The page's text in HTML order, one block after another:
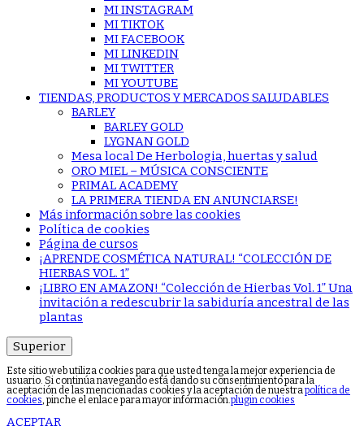
MI INSTAGRAM
MI TIKTOK
MI FACEBOOK
MI LINKEDIN
MI TWITTER
MI YOUTUBE
TIENDAS, PRODUCTOS Y MERCADOS SALUDABLES
BARLEY
BARLEY GOLD
LYGNAN GOLD
Mesa local De Herbologia, huertas y salud
ORO MIEL – MÚSICA CONSCIENTE
PRIMAL ACADEMY
LA PRIMERA TIENDA EN ANUNCIARSE!
Más información sobre las cookies
Política de cookies
Página de cursos
¡APRENDE COSMÉTICA NATURAL! “COLECCIÓN DE
HIERBAS VOL. 1”
¡LIBRO EN AMAZON! “Colección de Hierbas Vol. 1” Una
invitación a redescubrir la sabiduría ancestral de las
plantas
Superior
Este sitio web utiliza cookies para que usted tenga la mejor experiencia de
usuario. Si continúa navegando está dando su consentimiento para la
aceptación de las mencionadas cookies y la aceptación de nuestrapolítica de
cookies, pinche el enlace para mayor información.plugin cookies
ACEPTAR